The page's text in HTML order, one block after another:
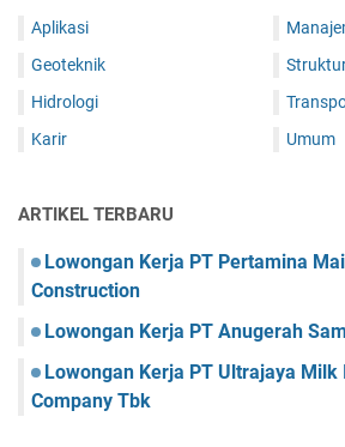
Aplikasi
Geoteknik
Hidrologi
Karir
Umum
ARTIKEL TERBARU
Lowongan Kerja PT Pertamina
Construction
Lowongan Kerja PT Anugerah
Lowongan Kerja PT Ultrajaya
Company Tbk